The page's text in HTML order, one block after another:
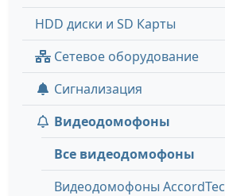
HDD диски и SD Карты
Сетевое оборудование
Сигнализация
Видеодомофоны
Все видеодомофоны
Видеодомофоны AccordTec